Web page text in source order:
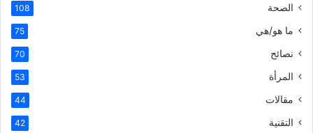
الصحة 108
ما هو/هي 75
نصائح 70
المرأة 53
مقالات 44
التقنية 42